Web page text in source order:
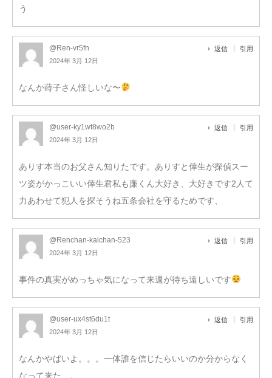
う
@Ren-vr5fn
2024年 3月 12日
返信 引用
なんか蒔子さん怪しいな〜
@user-ky1wt8wo2b
2024年 3月 12日
返信 引用
ありす本当のお父さん知りたです。ありすと倖生が探偵スー
ツ姿がかっこいい倖生君私も廉くん大好き、大好きです2人て
力あわせて犯人を探そうね五条会社を守るためです、
@Renchan-kaichan-523
2024年 3月 12日
返信 引用
事件の真実がめっちゃ気になって来週が待ち遠しいです
@user-ux4st6du1t
2024年 3月 12日
返信 引用
なんかやばいよ。。。一体誰を信じたらいいのか分からなく
なって来た…。